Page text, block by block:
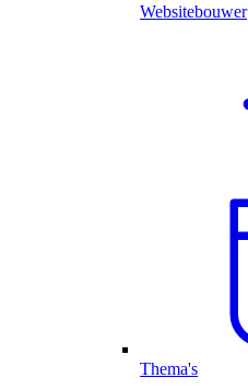
Websitebouwer
Thema's